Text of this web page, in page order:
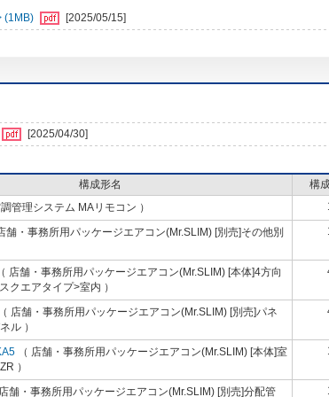
(1MB) [2025/05/15]
[2025/04/30]
構成形名
構
調管理システム MAリモコン ）
舗・事務所用パッケージエアコン(Mr.SLIM) [別売]その他別
（ 店舗・事務所用パッケージエアコン(Mr.SLIM) [本体]4方向
クエアタイプ>室内 ）
（ 店舗・事務所用パッケージエアコン(Mr.SLIM) [別売]パネ
ル ）
（ 店舗・事務所用パッケージエアコン(Mr.SLIM) [本体]室
）
舗・事務所用パッケージエアコン(Mr.SLIM) [別売]分配管